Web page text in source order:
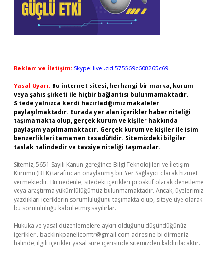
Reklam ve İletişim: Skype: live:.cid.575569c608265c69
Yasal Uyarı: Bu internet sitesi, herhangi bir marka, kurum
veya şahıs şirketi ile hiçbir bağlantısı bulunmamaktadır.
Sitede yalnızca kendi hazırladığımız makaleler
paylaşılmaktadır. Burada yer alan içerikler haber niteliği
taşımamakta olup, gerçek kurum ve kişiler hakkında
paylaşım yapılmamaktadır. Gerçek kurum ve kişiler ile isim
benzerlikleri tamamen tesadüfidir. Sitemizdeki bilgiler
taslak halindedir ve tavsiye niteliği taşımazlar.
Sitemiz, 5651 Sayılı Kanun gereğince Bilgi Teknolojileri ve İletişim
Kurumu (BTK) tarafından onaylanmış bir Yer Sağlayıcı olarak hizmet
vermektedir. Bu nedenle, sitedeki içerikleri proaktif olarak denetleme
veya araştırma yükümlülüğümüz bulunmamaktadır. Ancak, üyelerimiz
yazdıkları içeriklerin sorumluluğunu taşımakta olup, siteye üye olarak
bu sorumluluğu kabul etmiş sayılırlar.
Hukuka ve yasal düzenlemelere aykırı olduğunu düşündüğünüz
içerikleri, backlinkpanelicomtr@gmail.com adresine bildirmeniz
halinde, ilgili içerikler yasal süre içerisinde sitemizden kaldırılacaktır.